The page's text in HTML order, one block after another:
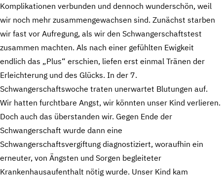
Komplikationen verbunden und dennoch wunderschön, weil
wir noch mehr zusammengewachsen sind. Zunächst starben
wir fast vor Aufregung, als wir den Schwangerschaftstest
zusammen machten. Als nach einer gefühlten Ewigkeit
endlich das „Plus“ erschien, liefen erst einmal Tränen der
Erleichterung und des Glücks. In der 7.
Schwangerschaftswoche traten unerwartet Blutungen auf.
Wir hatten furchtbare Angst, wir könnten unser Kind verlieren.
Doch auch das überstanden wir. Gegen Ende der
Schwangerschaft wurde dann eine
Schwangerschaftsvergiftung diagnostiziert, woraufhin ein
erneuter, von Ängsten und Sorgen begleiteter
Krankenhausaufenthalt nötig wurde. Unser Kind kam